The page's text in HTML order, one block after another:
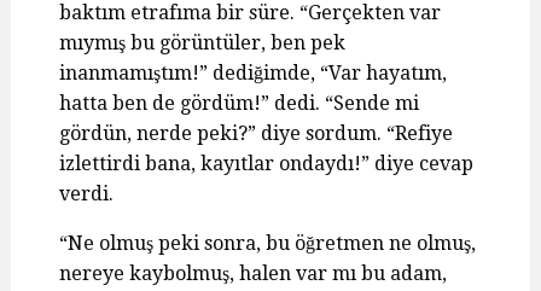
baktım etrafıma bir süre. “Gerçekten var
mıymış bu görüntüler, ben pek
inanmamıştım!” dediğimde, “Var hayatım,
hatta ben de gördüm!” dedi. “Sende mi
gördün, nerde peki?” diye sordum. “Refiye
izlettirdi bana, kayıtlar ondaydı!” diye cevap
verdi.
“Ne olmuş peki sonra, bu öğretmen ne olmuş,
nereye kaybolmuş, halen var mı bu adam,